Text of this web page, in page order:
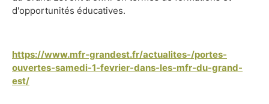
d'opportunités éducatives.​
https://www.mfr-grandest.fr/actualites-/portes-
ouvertes-samedi-1-fevrier-dans-les-mfr-du-grand-
est/